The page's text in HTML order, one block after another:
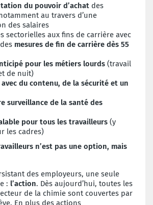
du pouvoir d’achat des
au travers d’une
des salaires
sectorielles aux fins de carrière avec
mesures de fin de carrière dès 55
pour les métiers lourds (travail
de nuit)
avec du contenu, de la sécurité et un
surveillance de la santé des
pour tous les travailleurs (y
les cadres)
n’est pas une option, mais
des employeurs, une seule
: l’action. Dès aujourd’hui, toutes les
de la chimie sont couvertes par
En plus des actions